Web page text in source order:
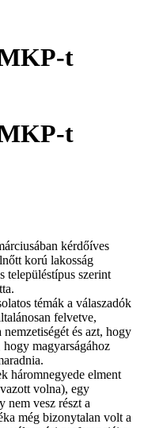
t
t
kérdőíves
korú lakosság
településtípus szerint
témák a válaszadók
felvetve,
és azt, hogy
magyarságához
háromnegyede elment
volna), egy
nem vesz részt a
még bizonytalan volt a